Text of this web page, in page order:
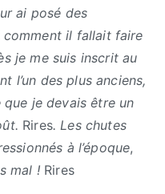
ai posé des
comment il fallait faire
je me suis inscrit au
l’un des plus anciens,
je devais être un
Rires. Les chutes
à l’époque,
mal !Rires